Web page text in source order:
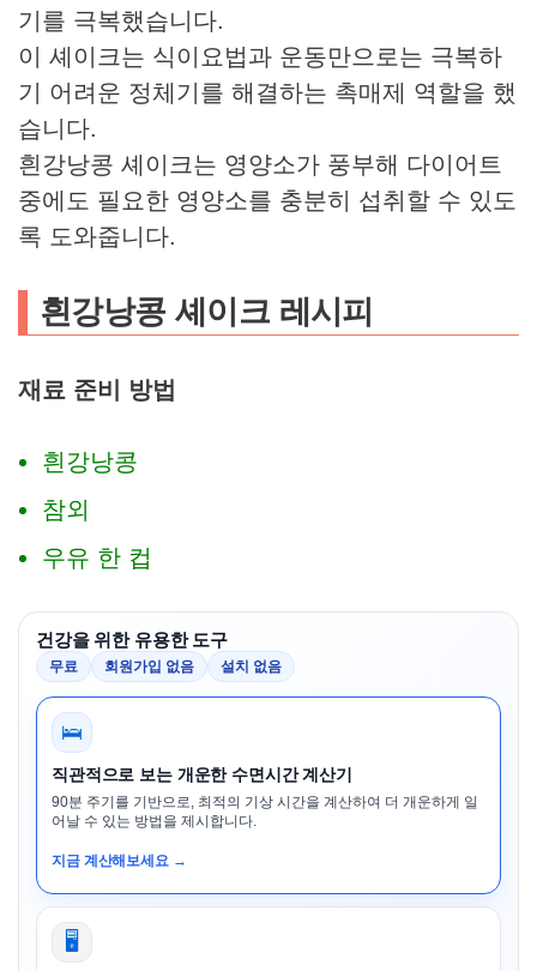
기를 극복했습니다.
이 셰이크는 식이요법과 운동만으로는 극복하
기 어려운 정체기를 해결하는 촉매제 역할을 했
습니다.
흰강낭콩 셰이크는 영양소가 풍부해 다이어트
중에도 필요한 영양소를 충분히 섭취할 수 있도
록 도와줍니다.
흰강낭콩 셰이크 레시피
재료 준비 방법
흰강낭콩
참외
우유 한 컵
건강을 위한 유용한 도구
무료 회원가입 없음 설치 없음
🛌
직관적으로 보는 개운한 수면시간 계산기
90분 주기를 기반으로, 최적의 기상 시간을 계산하여 더 개운하게 일
어날 수 있는 방법을 제시합니다.
지금 계산해보세요 →
🖥️